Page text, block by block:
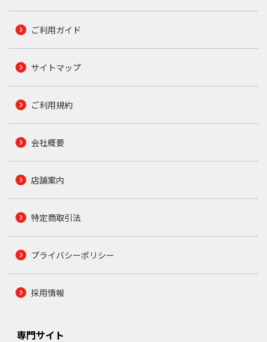
ご利用ガイド
サイトマップ
ご利用規約
会社概要
店舗案内
特定商取引法
プライバシーポリシー
採用情報
専門サイト